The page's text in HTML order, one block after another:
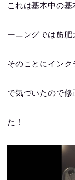
これは基本中の
ーニングでは筋肥
そのことにインク
で気づいたので修
た！